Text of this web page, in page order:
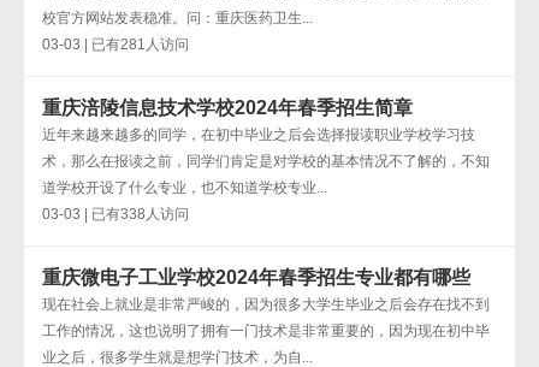
校官方网站发表稳准。问：重庆医药卫生...
03-03 | 已有281人访问
重庆涪陵信息技术学校2024年春季招生简章
近年来越来越多的同学，在初中毕业之后会选择报读职业学校学习技
术，那么在报读之前，同学们肯定是对学校的基本情况不了解的，不知
道学校开设了什么专业，也不知道学校专业...
03-03 | 已有338人访问
重庆微电子工业学校2024年春季招生专业都有哪些
现在社会上就业是非常严峻的，因为很多大学生毕业之后会存在找不到
工作的情况，这也说明了拥有一门技术是非常重要的，因为现在初中毕
业之后，很多学生就是想学门技术，为自...